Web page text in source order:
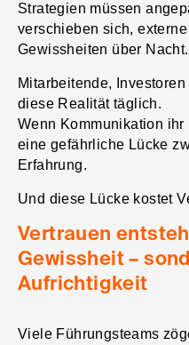
Strategien müssen
verschieben sich,
Gewissheiten über Nacht.
Mitarbeitende,
diese Realität täglich.
Wenn Kommunikation
eine gefährliche Lücke
Erfahrung.
Und diese Lücke kostet
Vertrauen
Gewissheit –
Aufrichtigkeit
Viele Führungsteams